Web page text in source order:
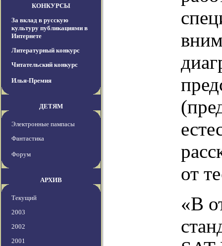
КОНКУРСЫ
За вклад в русскую
культуру публикациями в
Интернете
Литературный конкурс
Читательский конкурс
Илья-Премия
ДЕТЯМ
Электронные пампасы
Фантастика
Форум
АРХИВ
Текущий
2003
2002
2001
от
«В